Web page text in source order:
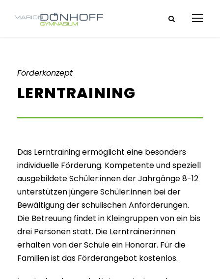
Förderkonzept
LERNTRAINING
Das Lerntraining ermöglicht eine besonders
individuelle Förderung. Kompetente und speziell
ausgebildete Schüler:innen der Jahrgänge 8-12
unterstützen jüngere Schüler:innen bei der
Bewältigung der schulischen Anforderungen.
Die Betreuung findet in Kleingruppen von ein bis
drei Personen statt. Die Lerntrainer:innen
erhalten von der Schule ein Honorar. Für die
Familien ist das Förderangebot kostenlos.